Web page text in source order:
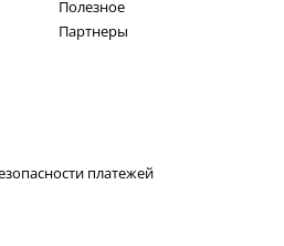
Полезное
Партнеры
платежей